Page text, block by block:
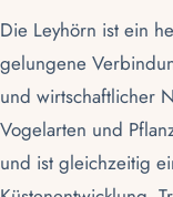
Die Leyhörn ist ein
gelungene
und wirtschaftlicher
Vogelarten und
und ist gleichzeitig